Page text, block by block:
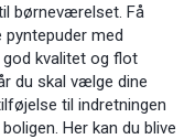
børneværelset. Få
med
kvalitet og flot
du skal vælge dine
til indretningen
Her kan du blive